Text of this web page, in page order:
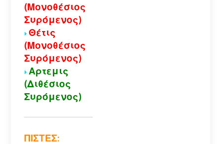
(Μονοθέσιος
Συρόμενος)
Θέτις
(Μονοθέσιος
Συρόμενος)
Αρτεμις
(Διθέσιος
Συρόμενος)
ΠΙΣΤΕΣ: